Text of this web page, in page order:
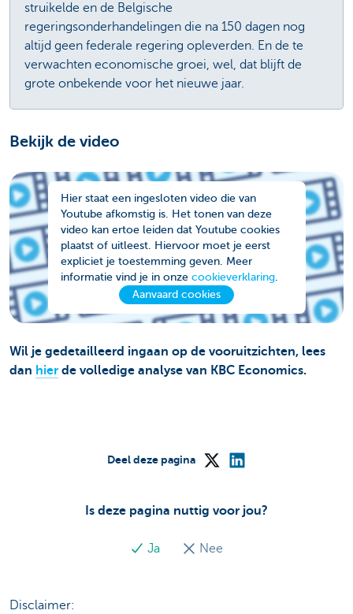
struikelde en de Belgische
regeringsonderhandelingen die na 150 dagen nog
altijd geen federale regering opleverden. En de te
verwachten economische groei, wel, dat blijft de
grote onbekende voor het nieuwe jaar.
Bekijk de video
Hier staat een ingesloten video die van
Youtube afkomstig is. Het tonen van deze
video kan ertoe leiden dat Youtube cookies
plaatst of uitleest. Hiervoor moet je eerst
expliciet je toestemming geven. Meer
informatie vind je in onze cookieverklaring.
Aanvaard cookies
Wil je gedetailleerd ingaan op de vooruitzichten, lees
dan hier de volledige analyse van KBC Economics.
Is deze pagina nuttig voor jou?
Ja Nee
Deel deze pagina
Disclaimer: